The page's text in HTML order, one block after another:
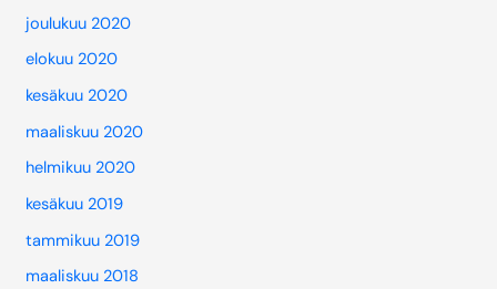
joulukuu 2020
elokuu 2020
kesäkuu 2020
maaliskuu 2020
helmikuu 2020
kesäkuu 2019
tammikuu 2019
maaliskuu 2018